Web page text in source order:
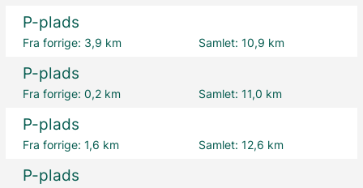
P-plads
Fra forrige: 3,9 km Samlet: 10,9 km
P-plads
Fra forrige:0,2 km Samlet: 11,0 km
P-plads
Fra forrige:1,6 km Samlet: 12,6 km
P-plads